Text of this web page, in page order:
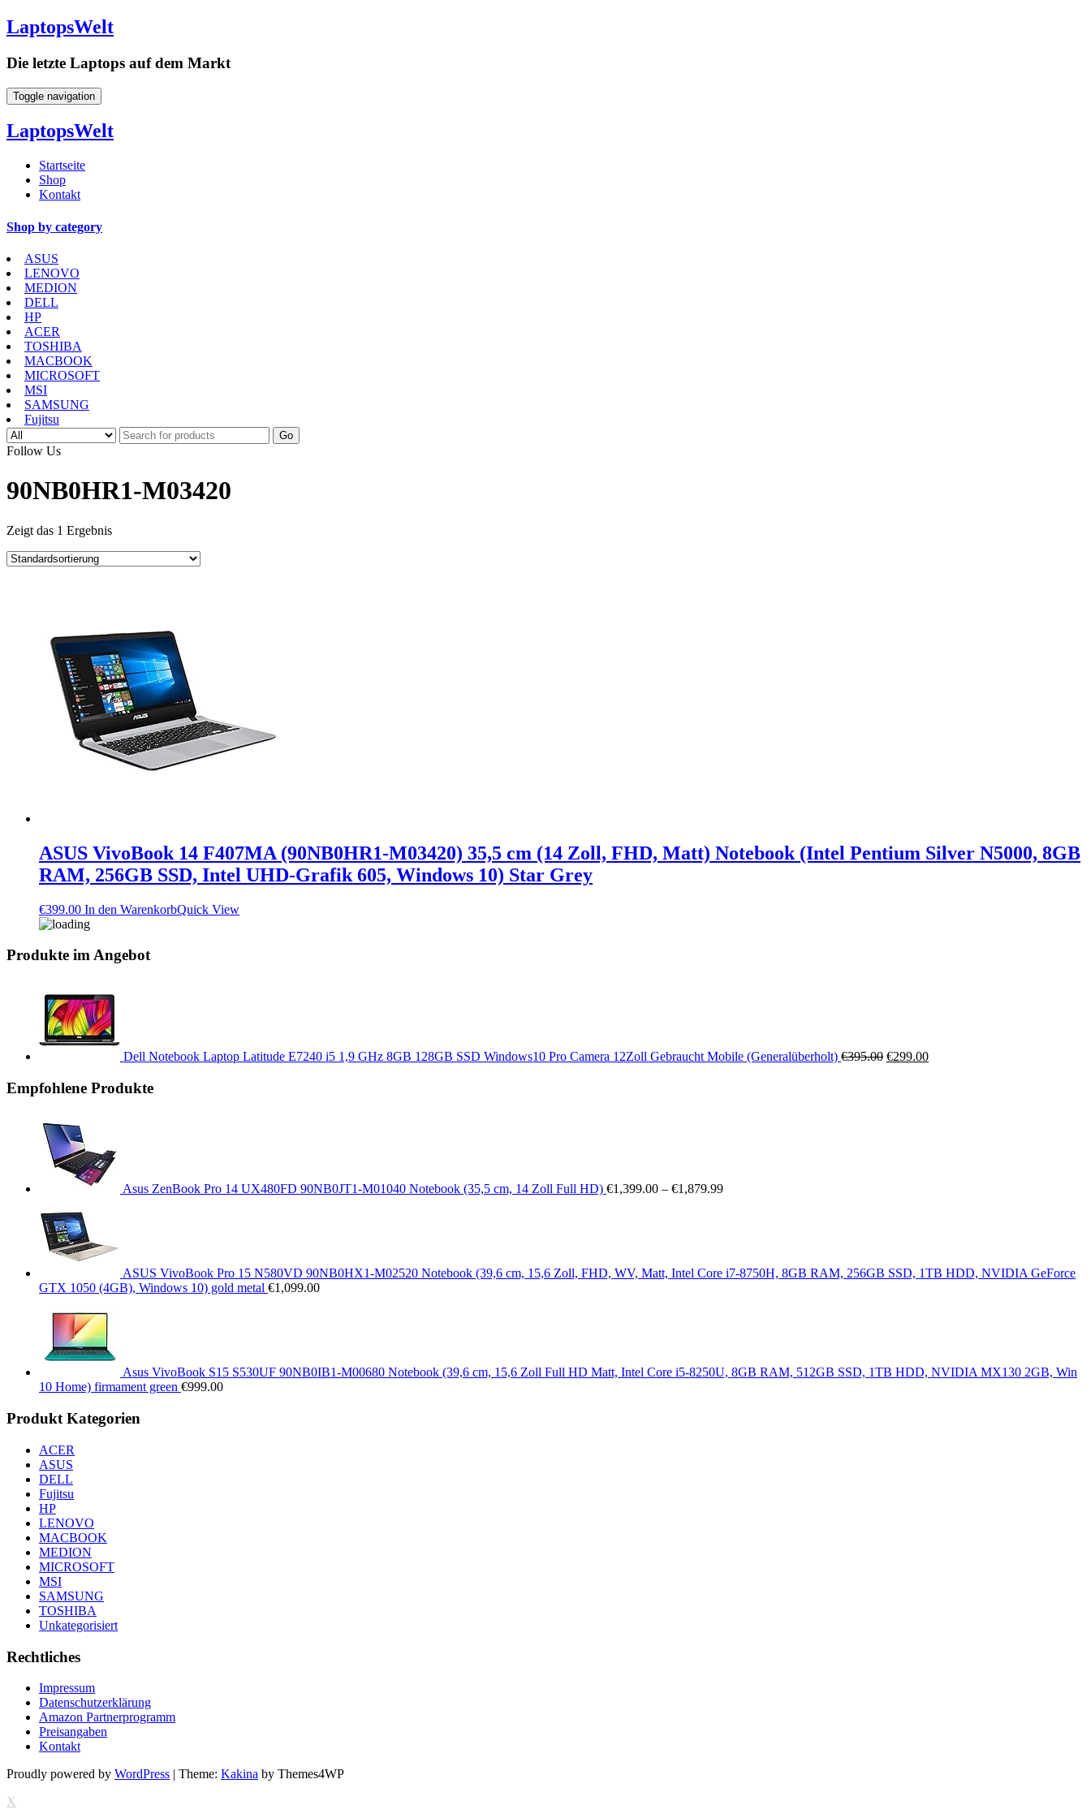
LaptopsWelt
Die letzte Laptops auf dem Markt
Toggle navigation
LaptopsWelt
Startseite
Shop
Kontakt
Shop by category
ASUS
LENOVO
MEDION
DELL
HP
ACER
TOSHIBA
MACBOOK
MICROSOFT
MSI
SAMSUNG
Fujitsu
Go
Follow Us
90NB0HR1-M03420
Zeigt das 1 Ergebnis
ASUS VivoBook 14 F407MA (90NB0HR1-M03420) 35,5 cm (14 Zoll, FHD, Matt) Notebook (Intel Pentium Silver N5000, 8GB
RAM, 256GB SSD, Intel UHD-Grafik 605, Windows 10) Star Grey
€399.00 In den WarenkorbQuick View
Produkte im Angebot
Dell Notebook Laptop Latitude E7240 i5 1,9 GHz 8GB 128GB SSD Windows10 Pro Camera 12Zoll Gebraucht Mobile (Generalüberholt) €395.00 €299.00
Empfohlene Produkte
Asus ZenBook Pro 14 UX480FD 90NB0JT1-M01040 Notebook (35,5 cm, 14 Zoll Full HD) €1,399.00 – €1,879.99
ASUS VivoBook Pro 15 N580VD 90NB0HX1-M02520 Notebook (39,6 cm, 15,6 Zoll, FHD, WV, Matt, Intel Core i7-8750H, 8GB RAM, 256GB SSD, 1TB HDD, NVIDIA GeForce
GTX 1050 (4GB), Windows 10) gold metal €1,099.00
Asus VivoBook S15 S530UF 90NB0IB1-M00680 Notebook (39,6 cm, 15,6 Zoll Full HD Matt, Intel Core i5-8250U, 8GB RAM, 512GB SSD, 1TB HDD, NVIDIA MX130 2GB, Win
10 Home) firmament green €999.00
Produkt Kategorien
ACER
ASUS
DELL
Fujitsu
HP
LENOVO
MACBOOK
MEDION
MICROSOFT
MSI
SAMSUNG
TOSHIBA
Unkategorisiert
Rechtliches
Impressum
Datenschutzerklärung
Amazon Partnerprogramm
Preisangaben
Kontakt
Proudly powered by WordPress | Theme: Kakina by Themes4WP
X